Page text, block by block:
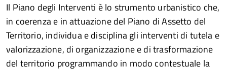
Il Piano degli Interventi è lo strumento urbanistico che,
in coerenza e in attuazione del Piano di Assetto del
Territorio, individua e disciplina gli interventi di tutela e
valorizzazione, di organizzazione e di trasformazione
del territorio programmando in modo contestuale la